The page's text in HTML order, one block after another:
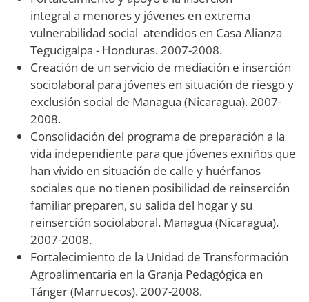
integral a menores y jóvenes en extrema
vulnerabilidad social atendidos en Casa Alianza
Tegucigalpa - Honduras. 2007-2008.
Creación de un servicio de mediación e inserción
sociolaboral para jóvenes en situación de riesgo y
exclusión social de Managua (Nicaragua). 2007-
2008.
Consolidación del programa de preparación a la
vida independiente para que jóvenes exniños que
han vivido en situación de calle y huérfanos
sociales que no tienen posibilidad de reinserción
familiar preparen, su salida del hogar y su
reinserción sociolaboral. Managua (Nicaragua).
2007-2008.
Fortalecimiento de la Unidad de Transformación
Agroalimentaria en la Granja Pedagógica en
Tánger (Marruecos). 2007-2008.